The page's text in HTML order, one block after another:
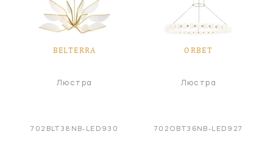
BELTERRA
Люстра
702BLT38NB-LED930
ORBET
Люстра
702OBT36NB-LED927